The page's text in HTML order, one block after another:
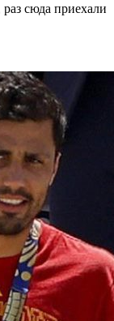
сюда приехали